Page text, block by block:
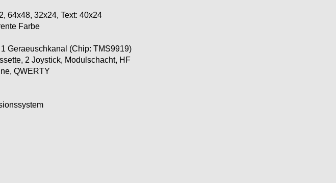
64x48, 32x24, Text: 40x24
Farbe
Geraeuschkanal (Chip: TMS9919)
2 Joystick, Modulschacht, HF
QWERTY